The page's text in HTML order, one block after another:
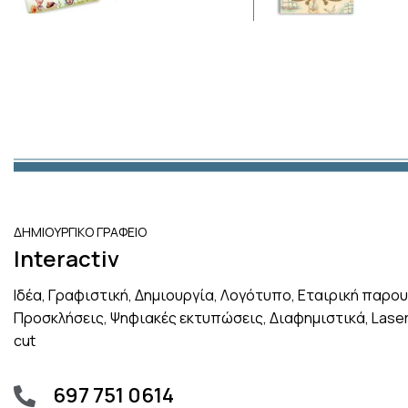
ΔΗΜΙΟΥΡΓΙΚΟ ΓΡΑΦΕΙΟ
Interactiv
Ιδέα, Γραφιστική, Δημιουργία, Λογότυπο, Εταιρική
Προσκλήσεις, Ψηφιακές εκτυπώσεις, Διαφημιστικά,
cut
697 751 0614